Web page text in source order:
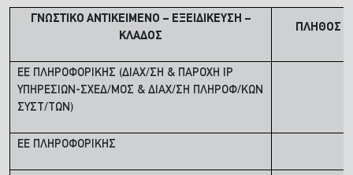
ΓΝΩΣΤΙΚΟ ΑΝΤΙΚΕΙΜΕΝΟ – ΕΞΕΙΔΙΚΕΥΣΗ –
ΚΛΑΔΟΣ
ΠΛΗΘΟΣ
ΕΕ ΠΛΗΡΟΦΟΡΙΚΗΣ (ΔΙΑΧ/ΣΗ & ΠΑΡΟΧΗ IP
ΥΠΗΡΕΣΙΩΝ-ΣΧΕΔ/ΜΟΣ & ΔΙΑΧ/ΣΗ ΠΛΗΡΟΦ/ΚΩΝ
ΣΥΣΤ/ΤΩΝ)
ΕΕ ΠΛΗΡΟΦΟΡΙΚΗΣ